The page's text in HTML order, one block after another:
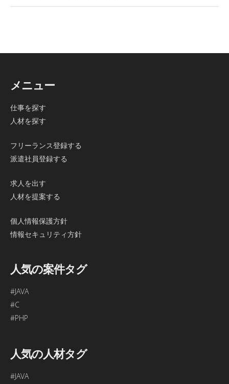
メニュー
仕事を探す
人材を探す
フリーランス登録する
派遣社員登録する
求人を出す
人材を提案する
個人情報保護方針
情報セキュリティ方針
人気の案件タグ
#JAVA
#C
#PHP
人気の人材タグ
#JAVA